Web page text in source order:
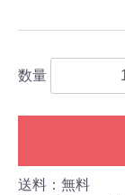
数量
送料：無料